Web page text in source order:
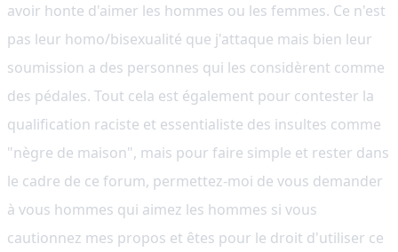
avoir honte d'aimer les hommes ou les femmes. Ce n'est
pas leur homo/bisexualité que j'attaque mais bien leur
soumission a des personnes qui les considèrent comme
des pédales. Tout cela est également pour contester la
qualification raciste et essentialiste des insultes comme
"nègre de maison", mais pour faire simple et rester dans
le cadre de ce forum, permettez-moi de vous demander
à vous hommes qui aimez les hommes si vous
cautionnez mes propos et êtes pour le droit d'utiliser ce